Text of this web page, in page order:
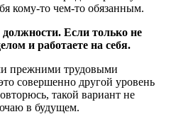
кому-то чем-то обязанным.
Если только не
и работаете на себя.
прежними трудовыми
совершенно другой уровень
такой вариант не
в будущем.